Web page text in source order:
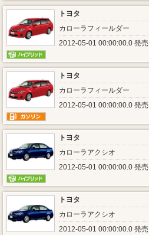
トヨタ
カローラフィールダー
2012-05-01 00:00:00.0 発売
トヨタ
カローラフィールダー
2012-05-01 00:00:00.0 発売
トヨタ
カローラアクシオ
2012-05-01 00:00:00.0 発売
トヨタ
カローラアクシオ
2012-05-01 00:00:00.0 発売